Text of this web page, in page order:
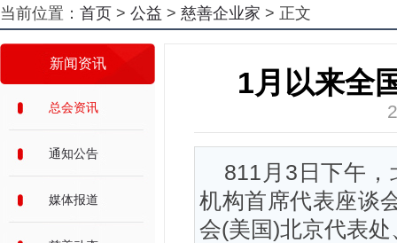
当前位置： 首页 > 公益 > 慈善企业家 > 正文
新闻资讯
总会资讯
通知公告
媒体报道
1月以来全
811月3日下午
机构首席代表座谈
会(美国)北京代表处